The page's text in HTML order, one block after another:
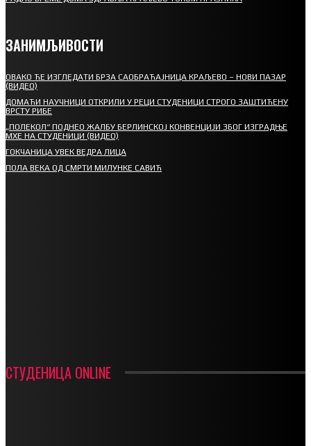
ЗАНИМЉИВОСТИ
ОВАКО ЋЕ ИЗГЛЕДАТИ БРЗА САОБРАЋАЈНИЦА КРАЉЕВО – НОВИ ПАЗАР
(ВИДЕО)
ДОМАЋИ НАУЧНИЦИ ОТКРИЛИ У РЕЦИ СТУДЕНИЦИ СТРОГО ЗАШТИЋЕНУ
ВРСТУ РИБЕ
„ПОЛЕКОЛ“ ПОДНЕО ЖАЛБУ БЕРЛИНСКОЈ КОНВЕНЦИЈИ ЗБОГ ИЗГРАДЊЕ
МХЕ НА СТУДЕНИЦИ (ВИДЕО)
ГОКЧАНИЦА УВЕК ВЕДРА ЛИЦА
ПОЛА ВЕКА ОД СМРТИ МИЛУНКЕ САВИЋ
СТУДЕНИЦА ONLINE